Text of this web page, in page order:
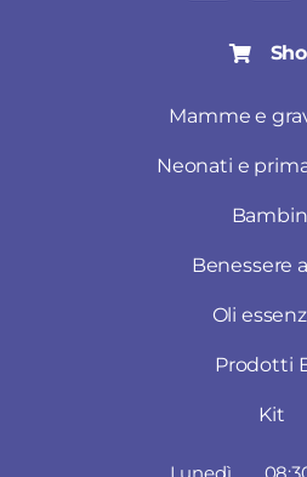
Mamme e
Neonati e
Benessere
Oli
Prodotti
Kit
Lunedì